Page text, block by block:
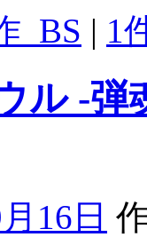
_BS | 1
ル -
16日